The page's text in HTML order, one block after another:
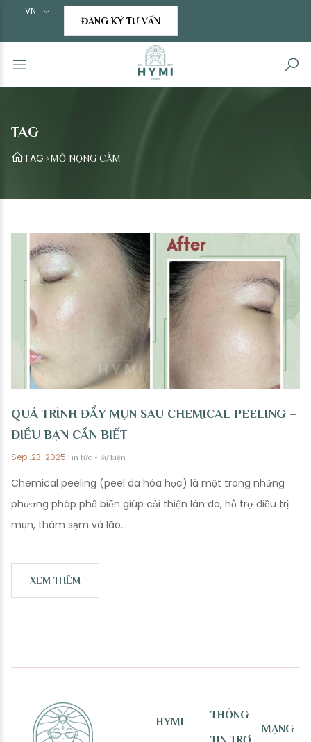
VN
ĐĂNG KÝ TƯ VẤN
TAG
TAG MỠ NỌNG CẰM
QUÁ TRÌNH ĐẨY MỤN SAU CHEMICAL PEELING –
ĐIỀU BẠN CẦN BIẾT
Sep .23 .2025Tin tức - Sự kiện
Chemical peeling (peel da hóa học) là một trong những
phương pháp phổ biến giúp cải thiện làn da, hỗ trợ điều trị
mụn, thâm sạm và lão...
XEM THÊM
HYMI
THÔNG
MẠNG